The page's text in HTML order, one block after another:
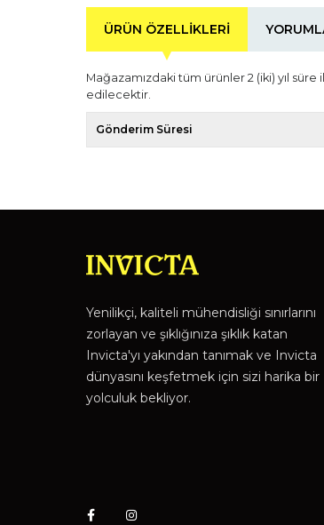
ÜRÜN ÖZELLIKLERI
Mağazamızdaki tüm ürünler 2 (iki) yıl
edilecektir.
Gönderim Süresi
Yenilikçi, kaliteli mühendisliği sınırlarını
zorlayan ve şıklığınıza şıklık katan
Invicta'yı yakından tanımak ve Invicta
dünyasını keşfetmek için sizi harika bir
yolculuk bekliyor.